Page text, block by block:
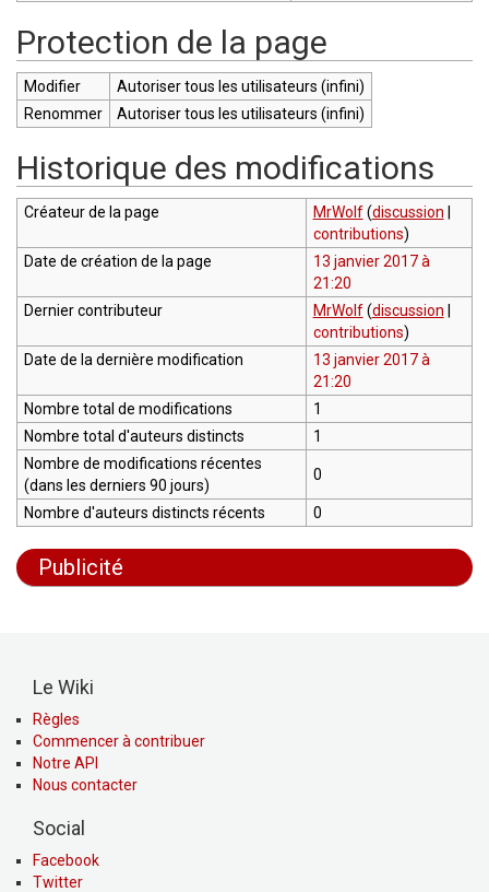
Protection de la page
Modifier
Autoriser tous les utilisateurs (infini)
Renommer
Autoriser tous les utilisateurs (infini)
Historique des modifications
Créateur de la page MrWolf (discussion
contributions)
Date de création de la page
13 janvier 2017 à
21:20
Dernier contributeur
MrWolf (discussion
contributions)
Date de la dernière modification
13 janvier 2017 à
21:20
Nombre total de modifications
1
Nombre total d'auteurs distincts
1
Nombre de modifications récentes
(dans les derniers 90 jours)
0
Nombre d'auteurs distincts récents 0
Publicité
Le Wiki
Règles
Commencer à contribuer
Notre API
Nous contacter
Social
Facebook
Twitter